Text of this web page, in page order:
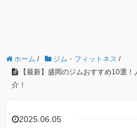
ホーム / ジム・フィットネス /
【最新】盛岡のジムおすすめ10選
介！
2025.06.05